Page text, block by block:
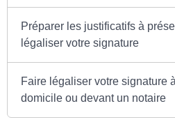
Préparer les justificatifs à
légaliser votre signature
Faire légaliser votre signature
domicile ou devant un notaire